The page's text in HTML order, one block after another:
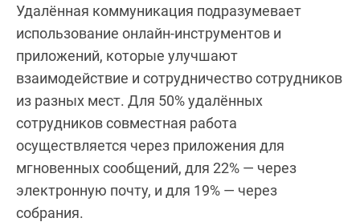
Удалённая коммуникация подразумевает
использование онлайн-инструментов и
приложений, которые улучшают
взаимодействие и сотрудничество сотрудников
из разных мест. Для 50% удалённых
сотрудников совместная работа
осуществляется через приложения для
мгновенных сообщений, для 22% — через
электронную почту, и для 19% — через
собрания.